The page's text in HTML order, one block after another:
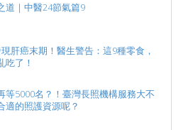
道｜中醫24節氣篇9
肝癌末期！醫生警告：這9種零食，
吃了！
等5000名？！臺灣長照機構服務大不
適的照護資源呢？